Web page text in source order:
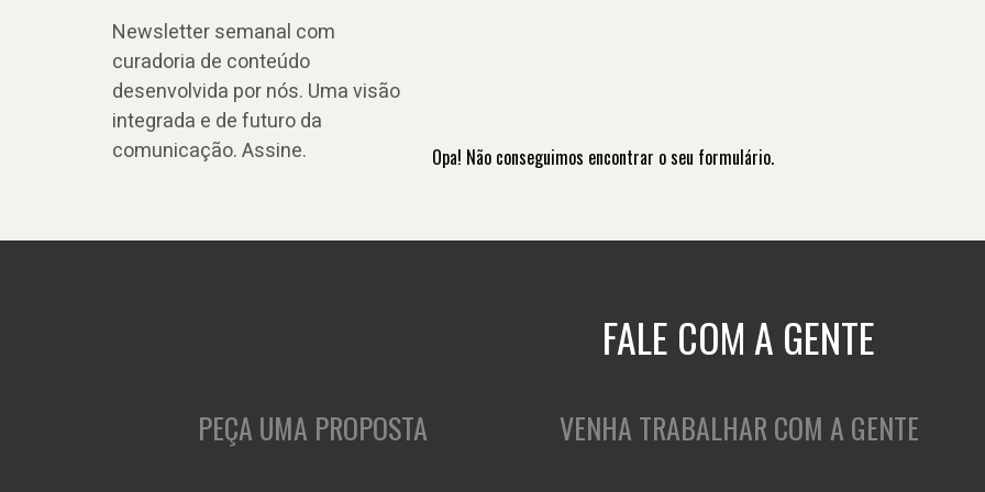
Newsletter semanal com
curadoria de conteúdo
desenvolvida por nós. Uma visão
integrada e de futuro da
comunicação. Assine.
Opa! Não conseguimos encontrar o seu formulário.
FALE COM A GENTE
PEÇA UMA PROPOSTA VENHA TRABALHAR COM A GENTE